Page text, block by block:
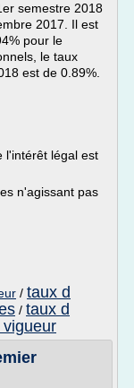
semestre 2018
2017. Il est
pour le
le taux
est de 0.89%.
l'intérêt légal est
n'agissant pas
/ taux d
/ taux d